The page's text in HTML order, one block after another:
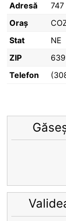
Adresă
747
Oraș
Stat
NE
ZIP
Telefon